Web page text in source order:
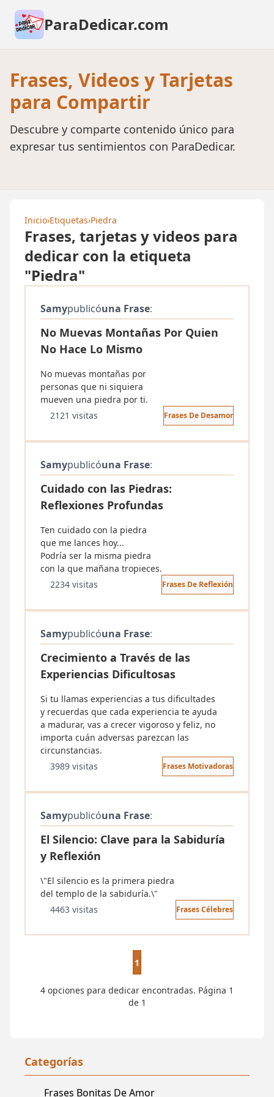
ParaDedicar.com
Frases, Videos y Tarjetas
para Compartir
Descubre y comparte contenido único para
expresar tus sentimientos con ParaDedicar.
Categorías
Frases Bonitas De Amor
Inicio›Etiquetas›Piedra
Frases, tarjetas y videos para
dedicar con la etiqueta
"Piedra"
Samypublicóuna Frase:
No Muevas Montañas Por Quien
No Hace Lo Mismo
No muevas montañas por
personas que ni siquiera
mueven una piedra por ti.
2121 visitas
Frases De Desamor
Samypublicóuna Frase:
Cuidado con las Piedras:
Reflexiones Profundas
Ten cuidado con la piedra
que me lances hoy...
Podría ser la misma piedra
con la que mañana tropieces.
2234 visitas
Frases De Reflexión
Samypublicóuna Frase:
Crecimiento a Través de las
Experiencias Dificultosas
Si tu llamas experiencias a tus dificultades
y recuerdas que cada experiencia te ayuda
a madurar, vas a crecer vigoroso y feliz, no
importa cuán adversas parezcan las
circunstancias.
3989 visitas
Frases Motivadoras
Samypublicóuna Frase:
El Silencio: Clave para la Sabiduría
y Reflexión
\"El silencio es la primera piedra
del templo de la sabiduría.\"
4463 visitas
Frases Célebres
1
4 opciones para dedicar encontradas. Página 1
de 1